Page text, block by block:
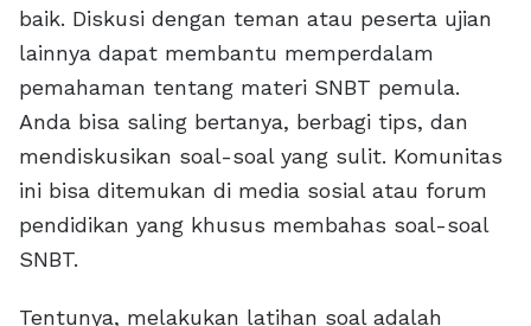
baik. Diskusi dengan teman atau peserta ujian
lainnya dapat membantu memperdalam
pemahaman tentang materi SNBT pemula.
Anda bisa saling bertanya, berbagi tips, dan
mendiskusikan soal-soal yang sulit. Komunitas
ini bisa ditemukan di media sosial atau forum
pendidikan yang khusus membahas soal-soal
SNBT.
Tentunya, melakukan latihan soal adalah